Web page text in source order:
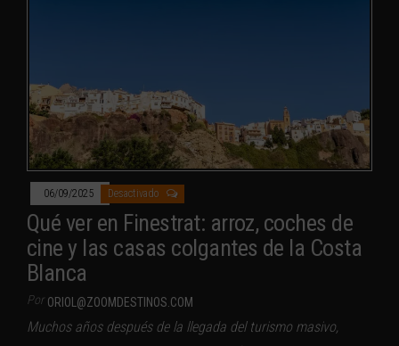
06/09/2025 Desactivado
Qué ver en Finestrat: arroz, coches de
cine y las casas colgantes de la Costa
Blanca
Por ORIOL@ZOOMDESTINOS.COM
Muchos años después de la llegada del turismo masivo,